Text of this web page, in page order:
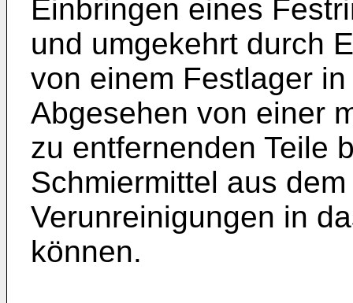
Einbringen eines
und umgekehrt durch
von einem Festlager
Abgesehen von einer
zu entfernenden Teile
Schmiermittel aus
Verunreinigungen in
können.